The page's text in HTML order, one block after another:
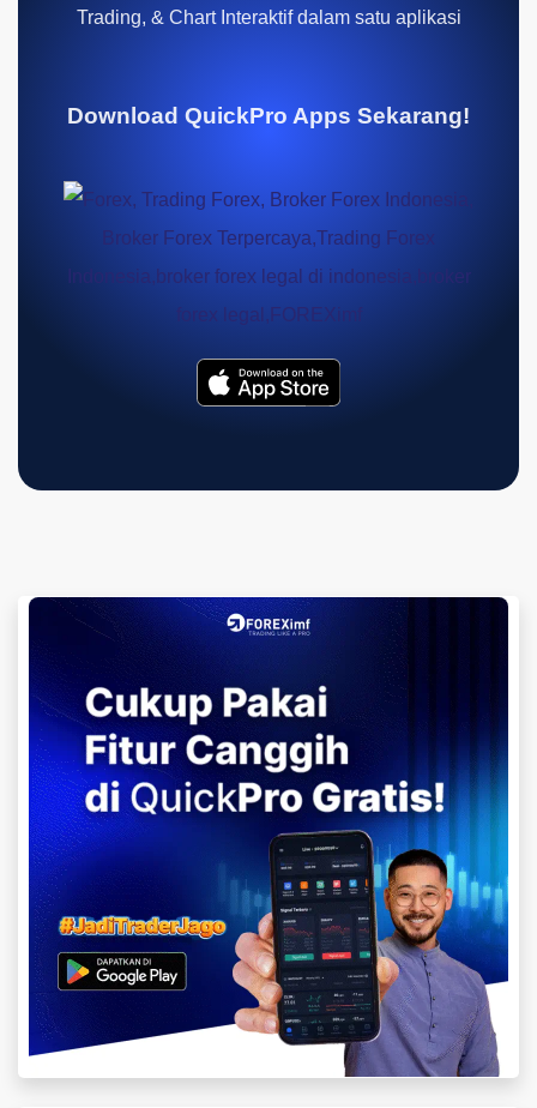
Trading, & Chart Interaktif dalam satu aplikasi
Download QuickPro Apps Sekarang!